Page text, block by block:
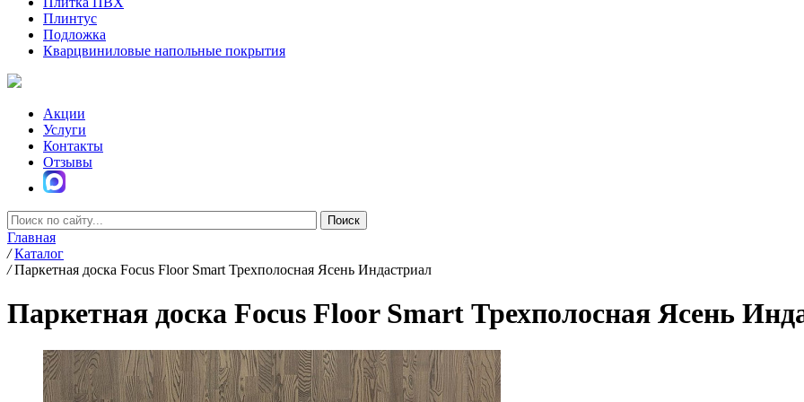
Плинтус
Подложка
Кварцвиниловые напольные покрытия
Акции
Услуги
Контакты
Отзывы
Главная
/ Каталог
/ Паркетная доска Focus Floor Smart Трехполосная Ясень Индастриал
Паркетная доска Focus Floor Smart Трехполосная Ясень